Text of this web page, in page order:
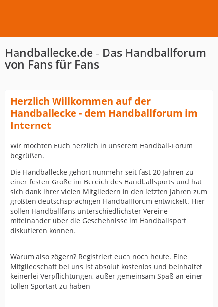
Handballecke.de - Das Handballforum
von Fans für Fans
Herzlich Willkommen auf der
Handballecke - dem Handballforum im
Internet
Wir möchten Euch herzlich in unserem Handball-Forum
begrüßen.
Die Handballecke gehört nunmehr seit fast 20 Jahren zu
einer festen Größe im Bereich des Handballsports und hat
sich dank ihrer vielen Mitgliedern in den letzten Jahren zum
größten deutschsprachigen Handballforum entwickelt. Hier
sollen Handballfans unterschiedlichster Vereine
miteinander über die Geschehnisse im Handballsport
diskutieren können.
Warum also zögern? Registriert euch noch heute. Eine
Mitgliedschaft bei uns ist absolut kostenlos und beinhaltet
keinerlei Verpflichtungen, außer gemeinsam Spaß an einer
tollen Sportart zu haben.